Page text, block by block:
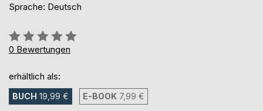
Sprache: Deutsch
Bewertung::
0%
0 Bewertungen
erhältlich als:
BUCH 19,99 € E-BOOK 7,99 €